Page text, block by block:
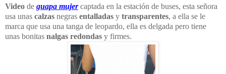
Video de guapa mujercaptada en la estación de buses, esta señora
usa unas calzas negras entalladas y transparentes, a ella se le
marca que usa una tanga de leopardo, ella es delgada pero tiene
unas bonitas nalgas redondas y firmes.